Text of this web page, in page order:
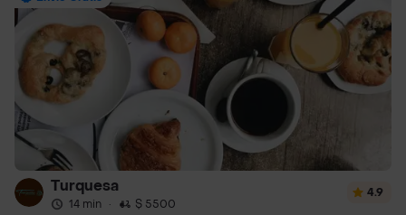
Turquesa
14 min · $ 5500
4.9